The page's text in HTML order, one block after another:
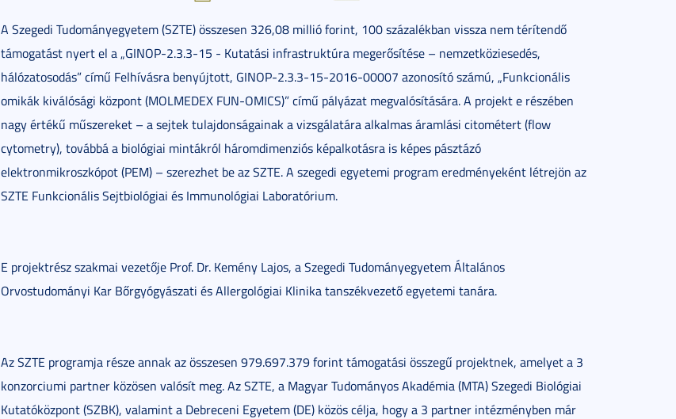
A Szegedi Tudományegyetem (SZTE) összesen 326,08 millió forint, 100 százalékban vissza nem térítendő
támogatást nyert el a „GINOP-2.3.3-15 - Kutatási infrastruktúra megerősítése – nemzetköziesedés,
hálózatosodás” című Felhívásra benyújtott, GINOP-2.3.3-15-2016-00007 azonosító számú, „Funkcionális
omikák kiválósági központ (MOLMEDEX FUN-OMICS)” című pályázat megvalósítására. A projekt e részében
nagy értékű műszereket – a sejtek tulajdonságainak a vizsgálatára alkalmas áramlási citométert (flow
cytometry), továbbá a biológiai mintákról háromdimenziós képalkotásra is képes pásztázó
elektronmikroszkópot (PEM) – szerezhet be az SZTE. A szegedi egyetemi program eredményeként létrejön az
SZTE Funkcionális Sejtbiológiai és Immunológiai Laboratórium.
E projektrész szakmai vezetője Prof. Dr. Kemény Lajos, a Szegedi Tudományegyetem Általános
Orvostudományi Kar Bőrgyógyászati és Allergológiai Klinika tanszékvezető egyetemi tanára.
Az SZTE programja része annak az összesen 979.697.379 forint támogatási összegű projektnek, amelyet a 3
konzorciumi partner közösen valósít meg. Az SZTE, a Magyar Tudományos Akadémia (MTA) Szegedi Biológiai
Kutatóközpont (SZBK), valamint a Debreceni Egyetem (DE) közös célja, hogy a 3 partner intézményben már